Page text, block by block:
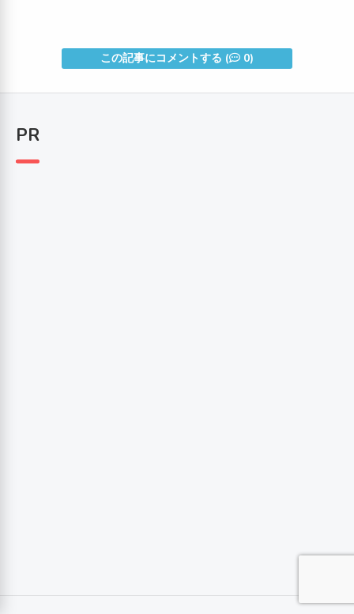
この記事にコメントする ( 0)
PR